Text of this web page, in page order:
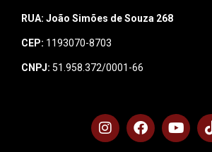
RUA: João Simões de Souza 268
CEP: 1193070-8703
CNPJ: 51.958.372/0001-66